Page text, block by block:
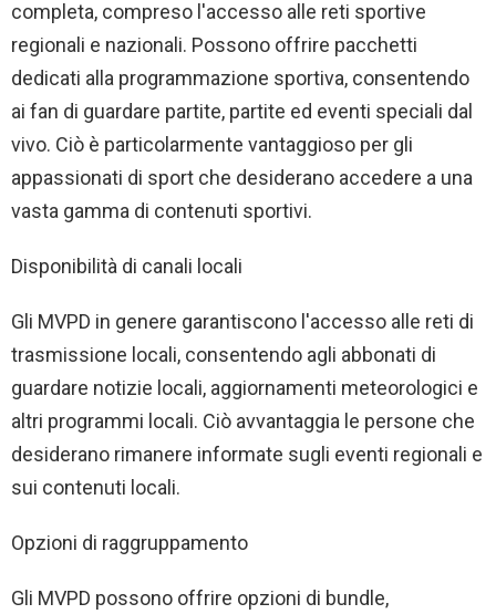
completa, compreso l'accesso alle reti sportive
regionali e nazionali. Possono offrire pacchetti
dedicati alla programmazione sportiva, consentendo
ai fan di guardare partite, partite ed eventi speciali dal
vivo. Ciò è particolarmente vantaggioso per gli
appassionati di sport che desiderano accedere a una
vasta gamma di contenuti sportivi.
Disponibilità di canali locali
Gli MVPD in genere garantiscono l'accesso alle reti di
trasmissione locali, consentendo agli abbonati di
guardare notizie locali, aggiornamenti meteorologici e
altri programmi locali. Ciò avvantaggia le persone che
desiderano rimanere informate sugli eventi regionali e
sui contenuti locali.
Opzioni di raggruppamento
Gli MVPD possono offrire opzioni di bundle,